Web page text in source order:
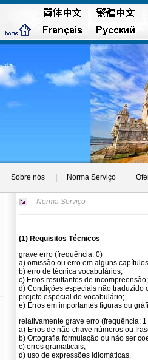
Sobre nós Norma Serviço
Norma Serviço
(1) Requisitos Técnicos
grave erro (frequência: 0)
a) omissão ou erro em alguns
b) erro de técnica vocabulários;
c) Erros resultantes de incompreensão;
d) Condições especiais não traduzido
projeto especial do vocabulário;
e) Erros em importantes figuras ou
relativamente grave erro (frequência:
a) Erros de não-chave números ou
b) Ortografia formulação ou não ser
c) erros gramaticais;
d) uso de expressões idiomáticas.